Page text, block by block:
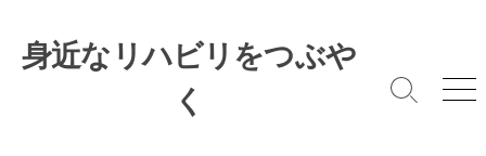
身近なリハビリをつぶや
く
検
メ